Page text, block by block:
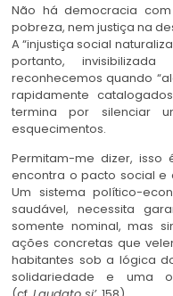
Não há democracia
pobreza, nem justiça na
A “injustiça social
portanto,
reconhecemos quando
rapidamente
termina por silenciar
esquecimentos.
Permitam-me dizer,
encontra o pacto social e
Um sistema político-
saudável, necessita
somente nominal, mas
ações concretas que
habitantes sob a lógica
solidariedade e uma